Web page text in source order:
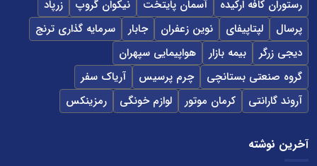
رستوران کافه ارکیده
آسمان پایتخت نیکوان گروپ
زرپاد
پرسال
لپتاپیفای نوین زعفران جابار
سرمایه گذاری ترنج
دیجی زرگر
بیمه بازار
هواپیمایی سپهران
گروه صنعتی بستانچی
چرم پرسیس
آریاک سفر
آروند گارانتی
کرمان موتور لوازم خونگی رمزینکس
آخرین نوشته